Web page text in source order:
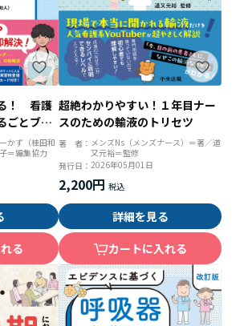
！ 看護
ごとブッ
かず（桂田和
＝編集協力
る
超絶わかりやすい！１年目ナー
スのための輸液のトリセツ
著 者： メンズNs（メンズナース）＝著／道
又元裕＝監修
発行日： 2026年05月01日
2,200円
詳細を見る
カートに入れる